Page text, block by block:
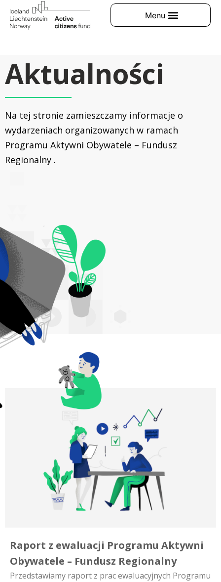
Aktualności
Na tej stronie zamieszczamy informacje o
wydarzeniach organizowanych w ramach
Programu Aktywni Obywatele – Fundusz
Regionalny .
Raport z ewaluacji Programu Aktywni
Obywatele – Fundusz Regionalny
Przedstawiamy raport z prac ewaluacyjnych Programu